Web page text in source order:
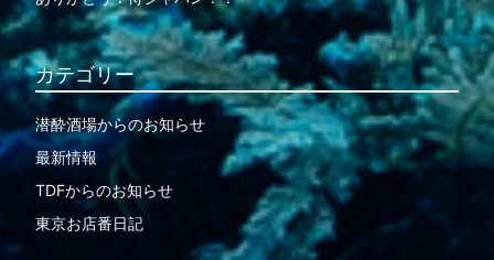
カテゴリー
潜酔酒場からのお知らせ
最新情報
TDFからのお知らせ
東京お店番日記